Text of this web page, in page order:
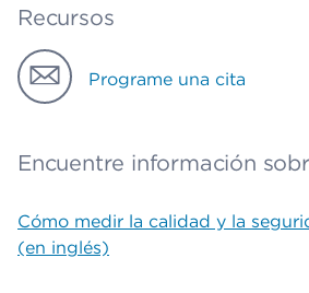
Recursos
Programe una cita
Encuentre información
Cómo medir la calidad y la
(en inglés)